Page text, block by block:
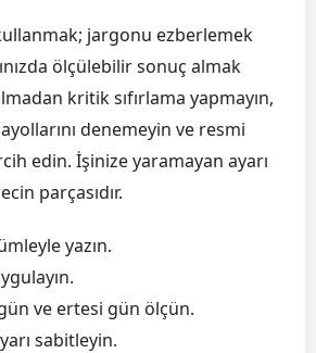
jargonu ezberlemek
ölçülebilir sonuç almak
kritik sıfırlama yapmayın,
denemeyin ve resmi
edin. İşinize yaramayan ayarı
parçasıdır.
yazın.
ve ertesi gün ölçün.
sabitleyin.